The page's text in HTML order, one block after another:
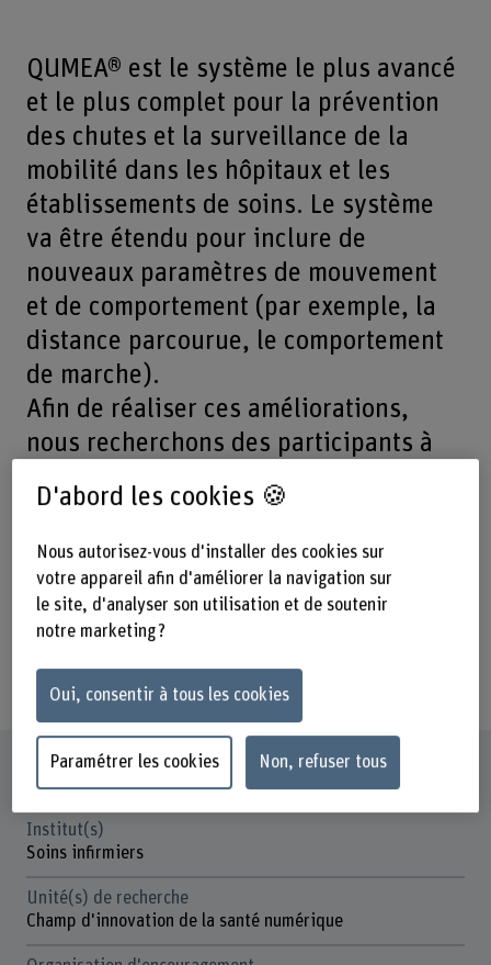
QUMEA® est le système le plus avancé
et le plus complet pour la prévention
des chutes et la surveillance de la
mobilité dans les hôpitaux et les
établissements de soins. Le système
va être étendu pour inclure de
nouveaux paramètres de mouvement
et de comportement (par exemple, la
distance parcourue, le comportement
de marche).
Afin de réaliser ces améliorations,
nous recherchons des participants à
qui souhaiteraient nous faire part de
leurs commentaires sur le système.
Les critères d'inclusion sont les
suivants : 1) Résident, parent ou
professionnel de santé 2)
Germanophone.
Fiche signalétique
Institut(s)
Soins infirmiers
Unité(s) de recherche
Champ d'innovation de la santé numérique
D'abord les cookies 🍪
Nous autorisez-vous d'installer des cookies sur
votre appareil afin d'améliorer la navigation sur
le site, d'analyser son utilisation et de soutenir
notre marketing ?
Oui, consentir à tous les cookies
Paramétrer les cookies Non, refuser tous